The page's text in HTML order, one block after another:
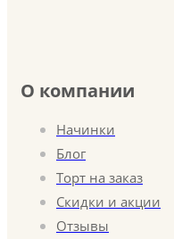
О компании
Начинки
Блог
Торт на заказ
Скидки и акции
Отзывы